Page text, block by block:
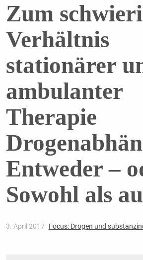
Zum
Verhältnis
stationärer
ambulanter
Therapie
Entweder –
Sowohl als
3. April 2017 Focus: Drogen und